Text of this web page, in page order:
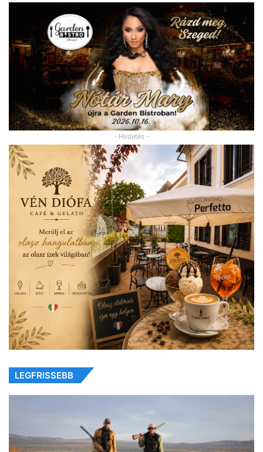
- Hirdetés -
LEGFRISSEBB